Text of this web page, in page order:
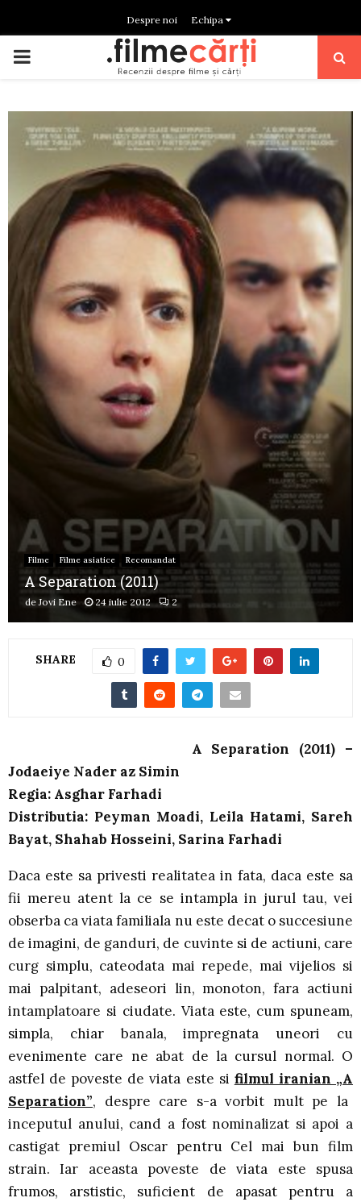
Despre noi Echipa
PRIMARY
Filme Filme asiatice Recomandat
A Separation (2011)
deJovi Ene 24 iulie 2012 2
SHARE 0
A Separation (2011) –
Jodaeiye Nader az Simin
Regia: Asghar Farhadi
Distributia: Peyman Moadi, Leila Hatami, Sareh
Bayat, Shahab Hosseini, Sarina Farhadi
Daca este sa privesti realitatea in fata, daca este sa
fii mereu atent la ce se intampla in jurul tau, vei
obserba ca viata familiala nu este decat o succesiune
de imagini, de ganduri, de cuvinte si de actiuni, care
curg simplu, cateodata mai repede, mai vijelios si
mai palpitant, adeseori lin, monoton, fara actiuni
intamplatoare si ciudate. Viata este, cum spuneam,
simpla, chiar banala, impregnata uneori cu
evenimente care ne abat de la cursul normal. O
astfel de poveste de viata este si filmul iranian „A
Separation”, despre care s-a vorbit mult pe la
inceputul anului, cand a fost nominalizat si apoi a
castigat premiul Oscar pentru Cel mai bun film
strain. Iar aceasta poveste de viata este spusa
frumos, arstistic, suficient de apasat pentru a